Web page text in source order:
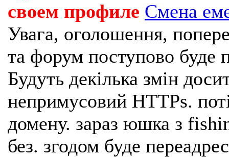
своем профиле Смена
Увага, оголошення,
та форум поступово буде
Будуть декілька змін
непримусовий HTTPs.
домену. зараз юшка з
без. згодом буде